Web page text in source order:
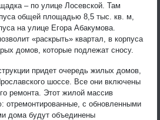
– по улице Лосевской. Там
общей площадью 8,5 тыс. кв. м,
на улице Егора Абакумова.
«раскрыть» квартал, в корпуса
домов, которые подлежат сносу.
придет очередь жилых домов,
шоссе. Все они включены
ремонта. Этот жилой массив
отремонтированные, с обновленными
дома будут объединены